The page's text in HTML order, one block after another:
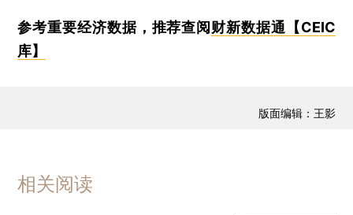
参考重要经济数据，推荐查阅 财新数据通【CEIC
库】
版面编辑：王影
相关阅读